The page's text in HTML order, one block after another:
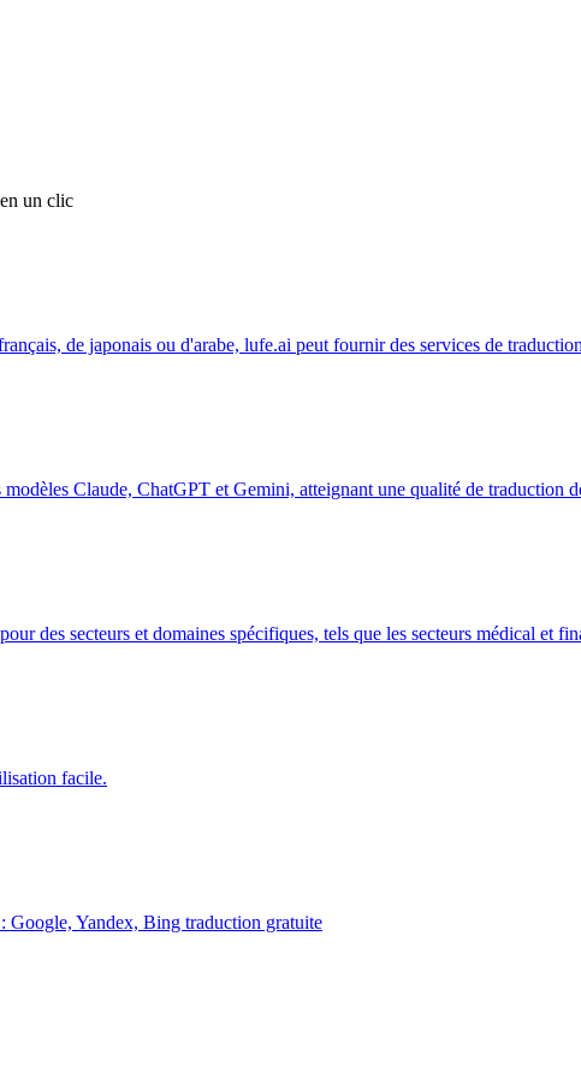
un clic
de japonais ou d'arabe, lufe.ai peut fournir des services de
Claude, ChatGPT et Gemini, atteignant une qualité de traduction
des secteurs et domaines spécifiques, tels que les secteurs médical et
facile.
Google, Yandex, Bing traduction gratuite